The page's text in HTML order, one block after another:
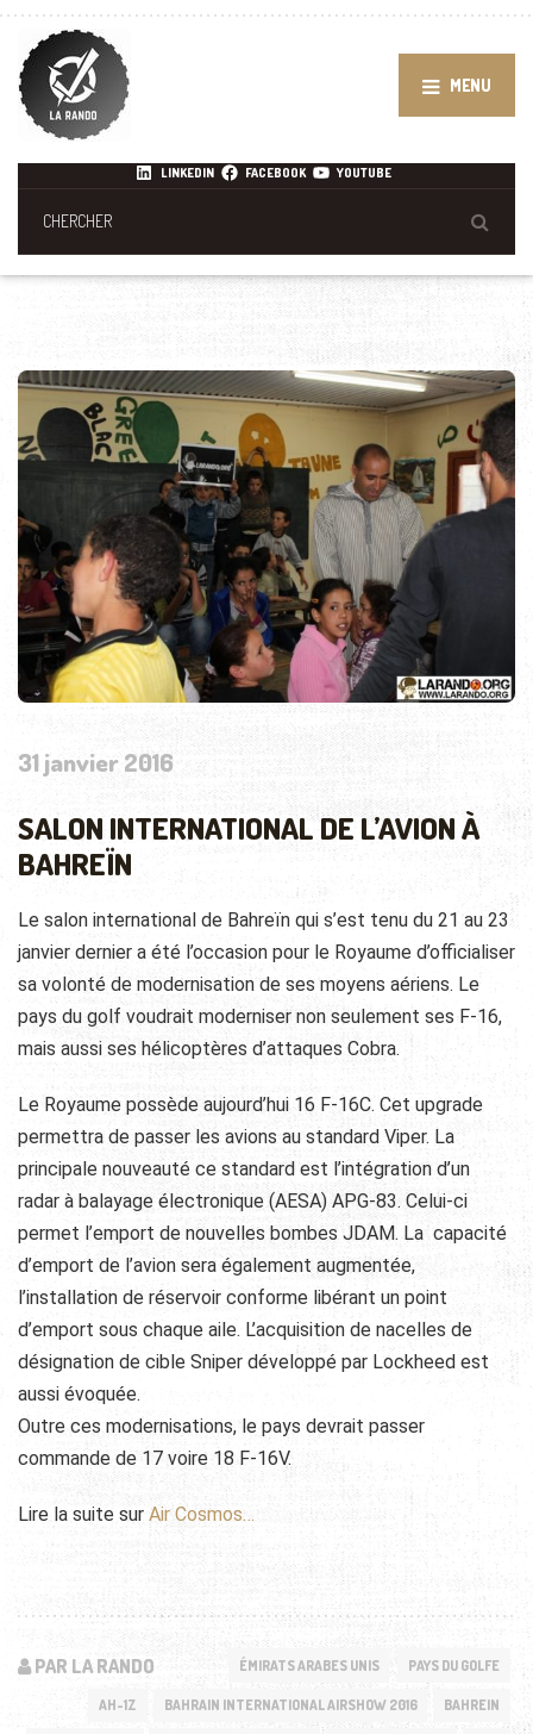
MENU
LINKEDIN FACEBOOK YOUTUBE
31 janvier 2016
SALON INTERNATIONAL DE L’AVION À
BAHREÏN
Le salon international de Bahreïn qui s’est tenu du 21 au 23
janvier dernier a été l’occasion pour le Royaume d’officialiser
sa volonté de modernisation de ses moyens aériens. Le
pays du golf voudrait moderniser non seulement ses F-16,
mais aussi ses hélicoptères d’attaques Cobra.
Le Royaume possède aujourd’hui 16 F-16C. Cet upgrade
permettra de passer les avions au standard Viper. La
principale nouveauté ce standard est l’intégration d’un
radar à balayage électronique (AESA) APG-83. Celui-ci
permet l’emport de nouvelles bombes JDAM. La capacité
d’emport de l’avion sera également augmentée,
l’installation de réservoir conforme libérant un point
d’emport sous chaque aile. L’acquisition de nacelles de
désignation de cible Sniper développé par Lockheed est
aussi évoquée.
Outre ces modernisations, le pays devrait passer
commande de 17 voire 18 F-16V.
Lire la suite sur Air Cosmos…
PAR LA RANDO ÉMIRATS ARABES UNIS PAYS DU GOLFE
AH-1Z BAHRAIN INTERNATIONAL AIRSHOW 2016 BAHREIN